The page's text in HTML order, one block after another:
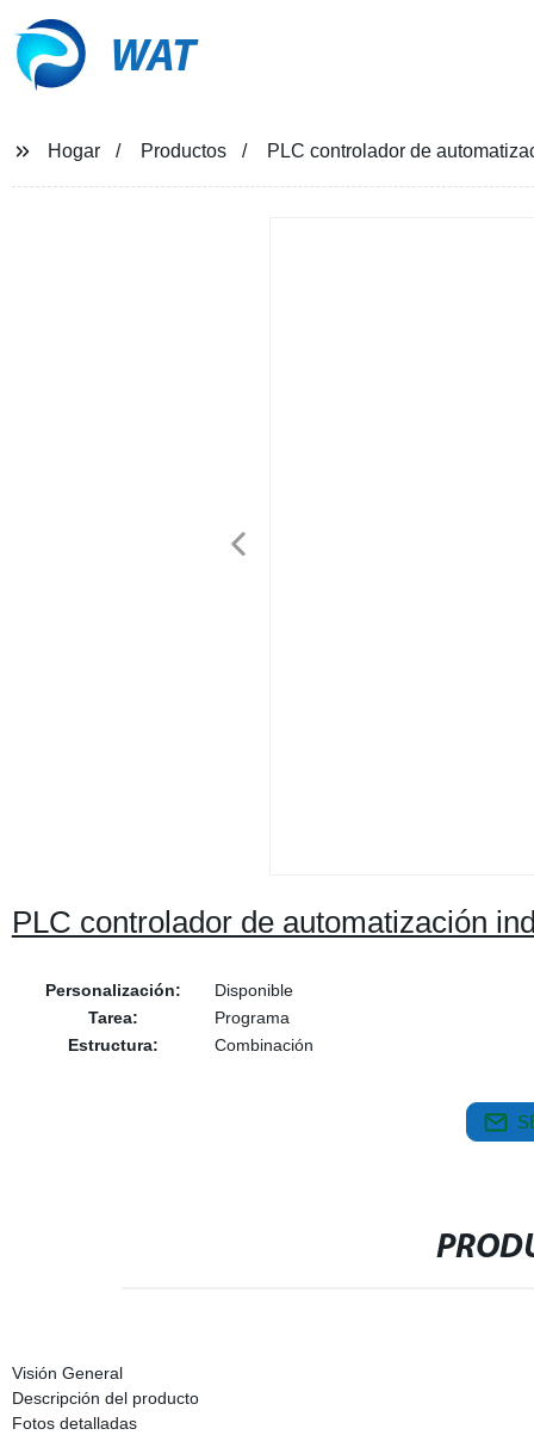
WAT
Hogar Productos PLC controlador de
PLC controlador de automatización
Personalización:
Disponible
Tarea:
Programa
Estructura:
Combinación
Visión General
Descripción del producto
Fotos detalladas